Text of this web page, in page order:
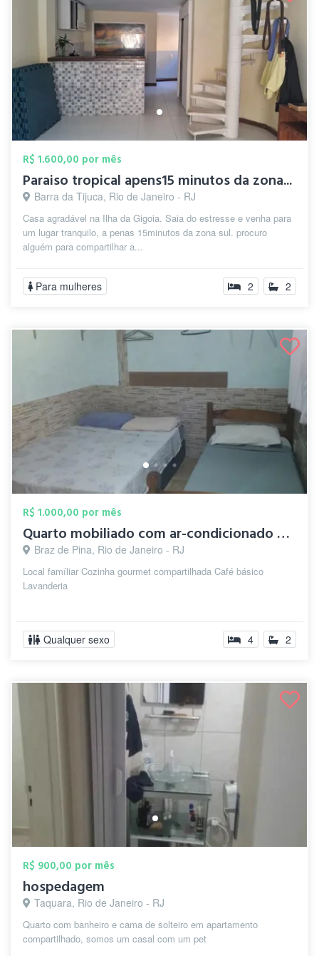
R$ 1.600,00 por mês
Paraiso tropical apens15 minutos da zona...
Barra da Tijuca, Rio de Janeiro - RJ
Casa agradável na Ilha da Gigoia. Saia do estresse e venha para
um lugar tranquilo, a penas 15minutos da zona sul. procuro
alguém para compartilhar a...
Para mulheres 2 2
R$ 1.000,00 por mês
Quarto mobiliado com ar-condicionado e W...
Braz de Pina, Rio de Janeiro - RJ
Local famíliar Cozinha gourmet compartilhada Café básico
Lavanderia
Qualquer sexo 4 2
R$ 900,00 por mês
hospedagem
Taquara, Rio de Janeiro - RJ
Quarto com banheiro e cama de solteiro em apartamento
compartilhado, somos um casal com um pet